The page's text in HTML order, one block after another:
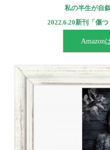
私の半生が自
2022.6.20新刊「傷
Amazon